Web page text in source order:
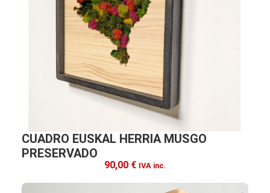
CUADRO EUSKAL HERRIA MUSGO
PRESERVADO
90,00 € IVA inc.